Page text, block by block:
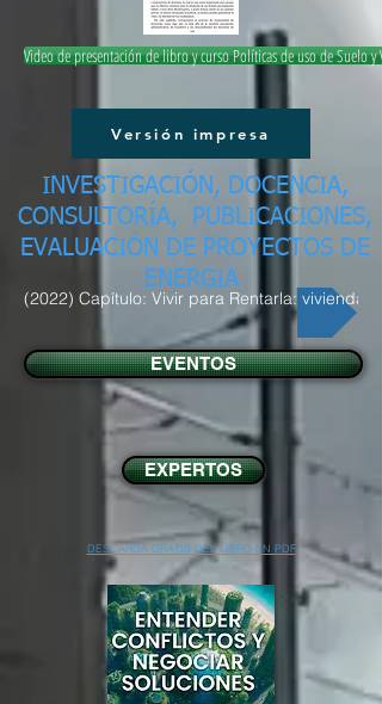
Video de presentación de libro y curso Políticas de uso de Suelo y
Versión impresa
INVESTIGACIÓN, DOCENCIA,
CONSULTORÍA, PUBLICACIONES,
EVALUACIÓN DE PROYECTOS DE
ENERGIA
(2022) Capítulo: Vivir para Rentarla: vivienda y
EVENTOS
EXPERTOS
DESCARGA GRATIS DEL LIBRO EN PDF